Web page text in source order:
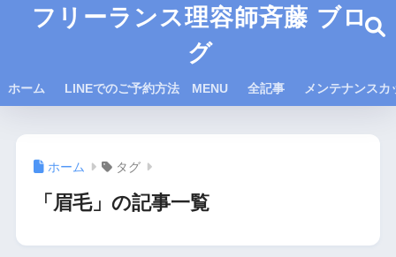
フリーランス理容師斉藤 ブロ
グ
ホーム LINEでのご予約方法 MENU 全記事 メンテナンスカ
ホーム タグ
「眉毛」の記事一覧